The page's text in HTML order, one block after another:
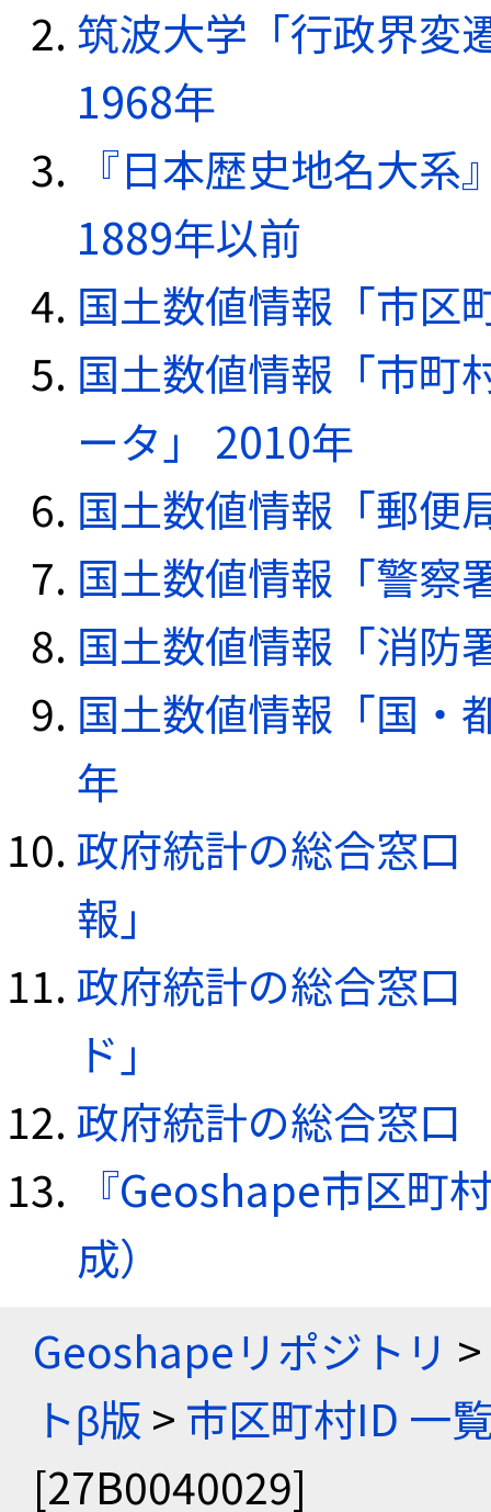
筑波大学「行政界変
1968年
『日本歴史地名大
1889年以前
国土数値情報「市区
国土数値情報「市町
ータ」 2010年
国土数値情報「郵便
国土数値情報「警察
国土数値情報「消防
国土数値情報「国・
年
政府統計の総合窓口
報」
政府統計の総合窓口
ド」
政府統計の総合窓口
『Geoshape市区町
成）
Geoshapeリポジトリ >
トβ版 > 市区町村ID 一
[27B0040029]